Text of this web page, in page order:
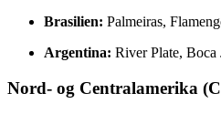
Brasilien: Palmeiras,
Argentina: River Plate, Boca
Nord- og Centralamerika